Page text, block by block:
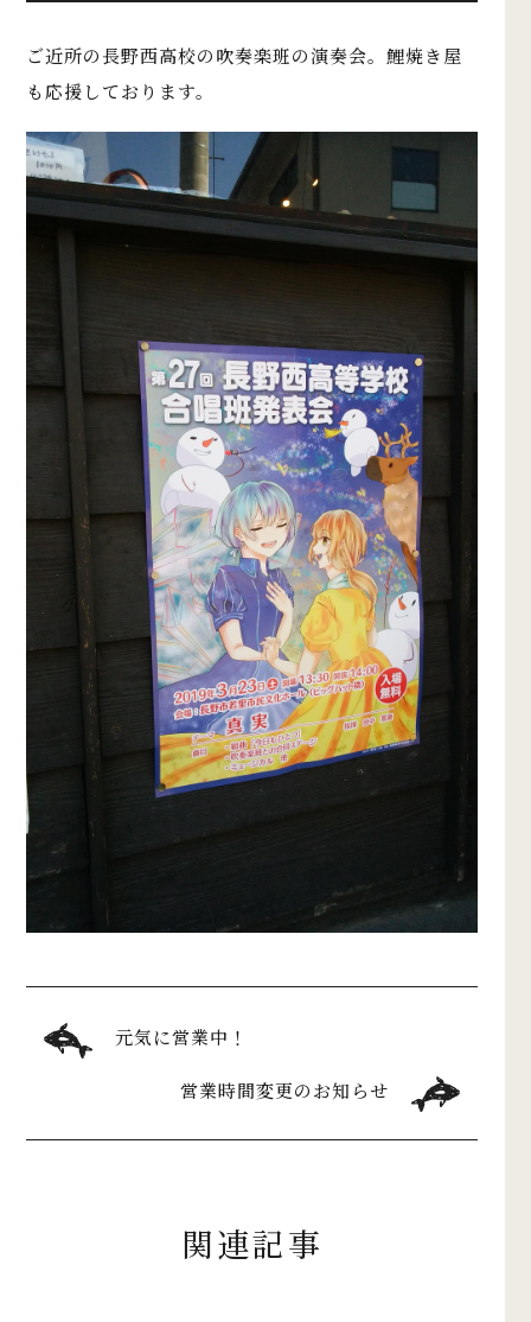
ご近所の長野西高校の吹奏楽班の演奏会。鯉焼き屋
も応援しております。
元気に営業中！
営業時間変更のお知らせ
関連記事